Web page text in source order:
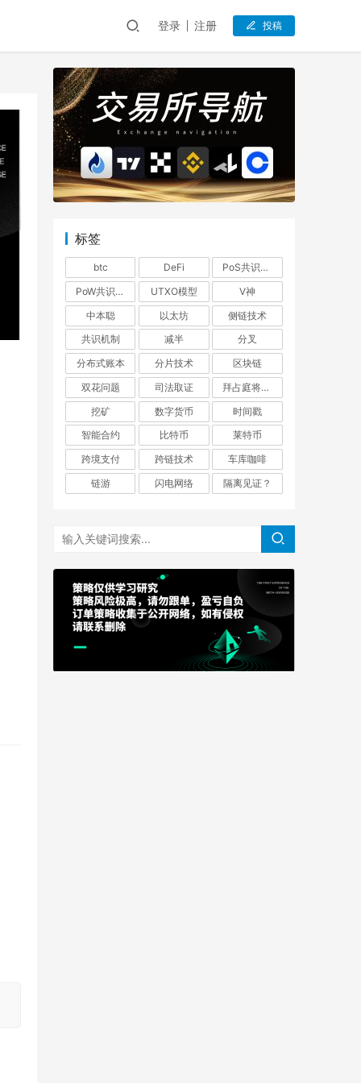
登录 注册 投稿
标签
btc DeFi
PoS共识机制
PoW共识机制
UTXO模型
V神
中本聪
以太坊
侧链技术
共识机制
减半
分叉
分布式账本
分片技术
区块链
双花问题
司法取证
拜占庭将军问题
挖矿
数字货币
时间戳
智能合约
比特币
莱特币
跨境支付
跨链技术
车库咖啡
链游
闪电网络 隔离见证？